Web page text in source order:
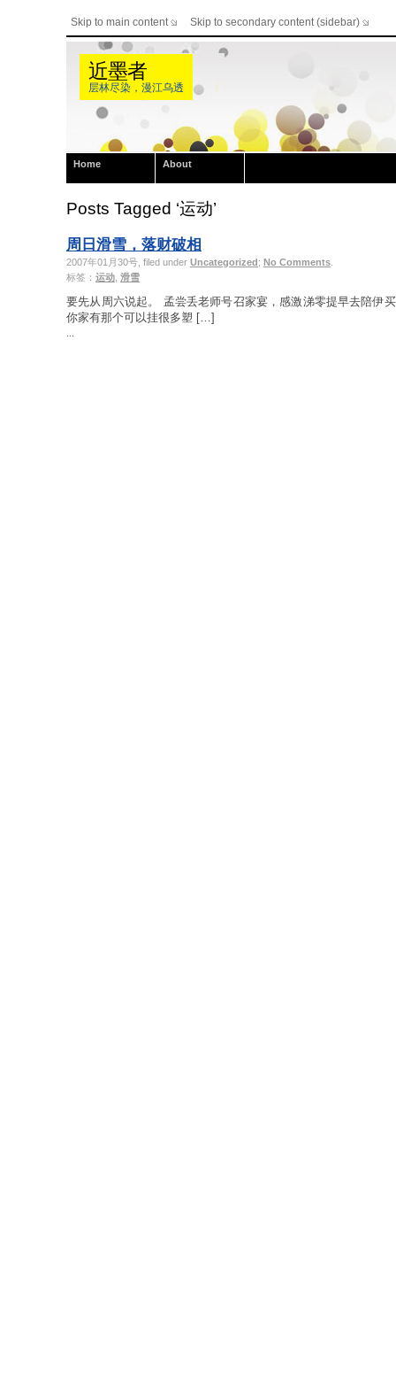
Skip to main content Skip to secondary content (sidebar)
近墨者
层林尽染，漫江乌透
Home About
Posts Tagged ‘运动’
周日滑雪，落财破相
2007年01月30号, filed under Uncategorized; No Comments
标签： 运动 滑雪
要先从周六说起。 孟尝丢老师号召家宴，感激涕零提早去陪
你家有那个可以挂很多塑 […]